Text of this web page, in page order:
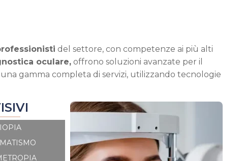
del settore, con competenze ai più alti
oculare, offrono soluzioni avanzate per il
gamma completa di servizi, utilizzando tecnologie